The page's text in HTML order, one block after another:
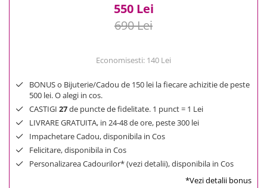
550 Lei
690 Lei
Economisesti: 140 Lei
BONUS o Bijuterie/Cadou de 150 lei la fiecare achizitie de peste
500 lei. O alegi in cos.
CASTIGI 27de puncte de fidelitate. 1 punct = 1 Lei
LIVRARE GRATUITA, in 24-48 de ore, peste 300 lei
Impachetare Cadou, disponibila in Cos
Felicitare, disponibila in Cos
Personalizarea Cadourilor* (vezi detalii), disponibila in Cos
*Vezi detalii bonus